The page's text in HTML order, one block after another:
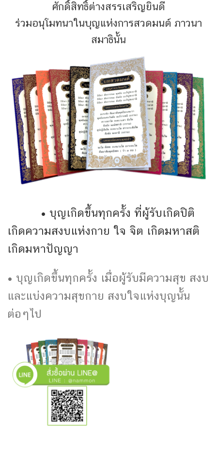
ศักดิ์สิทธิ์ต่างสรรเสริญยินดี
ร่วมอนุโมทนาในบุญแห่งการสวดมนต์ ภาวนา
สมาธินั้น
• บุญเกิดขึ้นทุกครั้ง ที่ผู้รับเกิดปิติ
เกิดความสงบแห่งกาย ใจ จิต เกิดมหาสติ
เกิดมหาปัญญา
• บุญเกิดขึ้นทุกครั้ง เมื่อผู้รับมีความสุข สงบ
และแบ่งความสุขกาย สงบใจแห่งบุญนั้น
ต่อๆไป